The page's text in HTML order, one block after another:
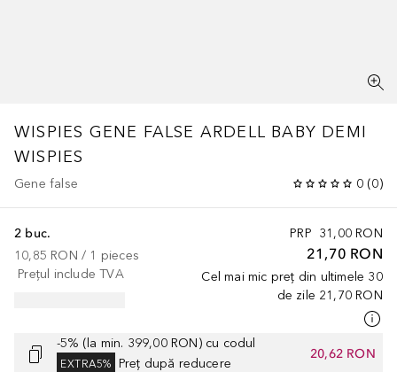
WISPIES GENE FALSE ARDELL BABY DEMI
WISPIES
Gene false 0 (0)
PRP 31,00 RON
21,70 RON
Cel mai mic preț din ultimele 30
de zile 21,70 RON
2 buc.
10,85 RON / 1 pieces
Prețul include TVA
-5% (la min. 399,00 RON) cu codul
EXTRA5% Preț după reducere
20,62 RON